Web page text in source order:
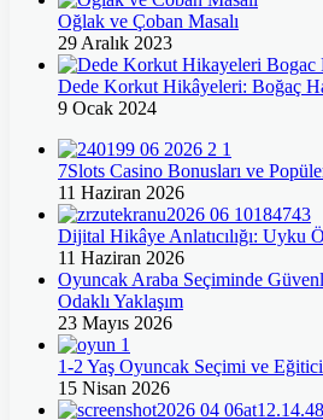
Oğlak ve Çoban Masalı
29 Aralık 2023
Dede Korkut Hikâyeleri: Boğaç
9 Ocak 2024
7Slots Casino Bonusları ve
11 Haziran 2026
Dijital Hikâye Anlatıcılığı: Uyku
11 Haziran 2026
Oyuncak Araba Seçiminde
Odaklı Yaklaşım
23 Mayıs 2026
1-2 Yaş Oyuncak Seçimi ve
15 Nisan 2026